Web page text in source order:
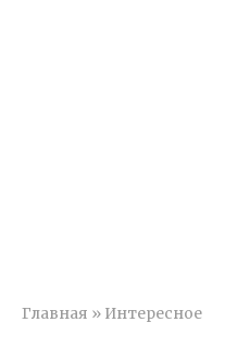
Главная » Интересное